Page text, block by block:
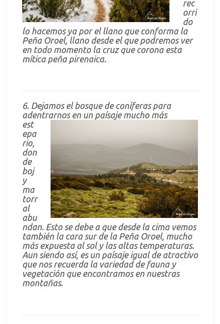
rec
orri
do
lo hacemos ya por el llano que conforma la
Peña Oroel, llano desde el que podremos ver
en todo momento la cruz que corona esta
mítica peña pirenaica.
6. Dejamos el bosque de coníferas para
adentrarnosen un paísaje mucho más
est
epa
rio,
don
de
boj
y
ma
torr
al
abu
ndan. Esto se debe a que desde la cima vemos
también la cara sur de la Peña Oroel, mucho
más expuesta al sol y las altas temperaturas.
Aun siendo así, es un paísaje igual de atractivo
que nos recuerda la variedad de fauna y
vegetación que encontramos en nuestras
montañas.